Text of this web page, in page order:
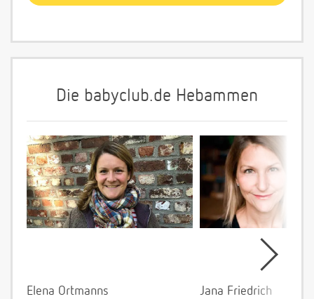
Die babyclub.de Hebammen
Elena Ortmanns
Jana Friedrich